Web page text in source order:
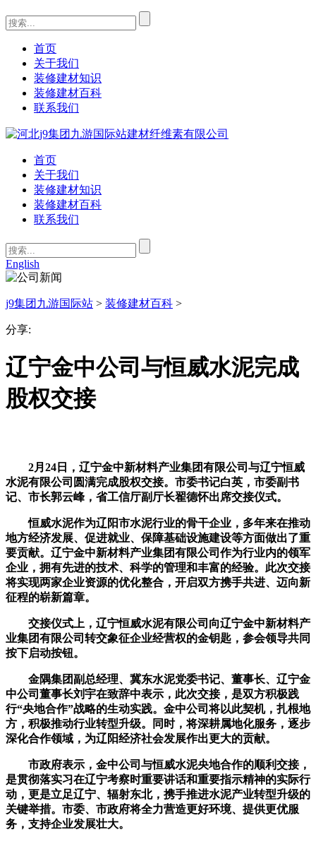
首页
关于我们
装修建材知识
装修建材百科
联系我们
首页
关于我们
装修建材知识
装修建材百科
联系我们
English
j9集团九游国际站 > 装修建材百科 >
分享:
辽宁金中公司与恒威水泥完成
股权交接
2月24日，辽宁金中新材料产业集团有限公司与辽宁恒威
水泥有限公司圆满完成股权交接。市委书记白英，市委副书
记、市长郭云峰，省工信厅副厅长翟德怀出席交接仪式。
恒威水泥作为辽阳市水泥行业的骨干企业，多年来在推动
地方经济发展、促进就业、保障基础设施建设等方面做出了重
要贡献。辽宁金中新材料产业集团有限公司作为行业内的领军
企业，拥有先进的技术、科学的管理和丰富的经验。此次交接
将实现两家企业资源的优化整合，开启双方携手共进、迈向新
征程的崭新篇章。
交接仪式上，辽宁恒威水泥有限公司向辽宁金中新材料产
业集团有限公司转交象征企业经营权的金钥匙，参会领导共同
按下启动按钮。
金隅集团副总经理、冀东水泥党委书记、董事长、辽宁金
中公司董事长刘宇在致辞中表示，此次交接，是双方积极践
行“央地合作”战略的生动实践。金中公司将以此契机，扎根地
方，积极推动行业转型升级。同时，将深耕属地化服务，逐步
深化合作领域，为辽阳经济社会发展作出更大的贡献。
市政府表示，金中公司与恒威水泥央地合作的顺利交接，
是贯彻落实习在辽宁考察时重要讲话和重要指示精神的实际行
动，更是立足辽宁、辐射东北，携手推进水泥产业转型升级的
关键举措。市委、市政府将全力营造更好环境、提供更优服
务，支持企业发展壮大。